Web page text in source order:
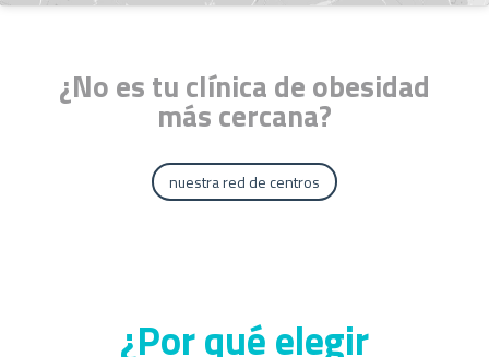
¿No es tu clínica de obesidad
más cercana?
nuestra red de centros
¿Por qué elegir